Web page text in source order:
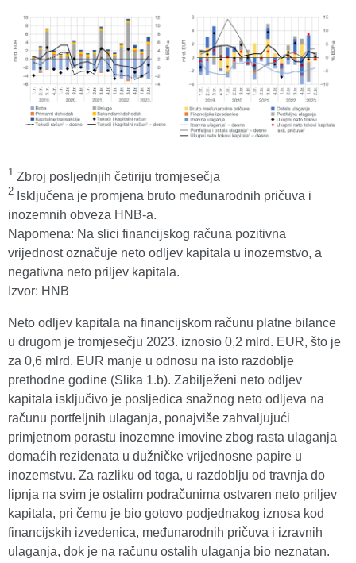
1 Zbroj posljednjih četiriju tromjesečja
2 Isključena je promjena bruto međunarodnih pričuva i
inozemnih obveza HNB-a.
Napomena: Na slici financijskog računa pozitivna
vrijednost označuje neto odljev kapitala u inozemstvo, a
negativna neto priljev kapitala.
Izvor: HNB
Neto odljev kapitala na financijskom računu platne bilance
u drugom je tromjesečju 2023. iznosio 0,2 mlrd. EUR, što je
za 0,6 mlrd. EUR manje u odnosu na isto razdoblje
prethodne godine (Slika 1.b). Zabilježeni neto odljev
kapitala isključivo je posljedica snažnog neto odljeva na
računu portfeljnih ulaganja, ponajviše zahvaljujući
primjetnom porastu inozemne imovine zbog rasta ulaganja
domaćih rezidenata u dužničke vrijednosne papire u
inozemstvu. Za razliku od toga, u razdoblju od travnja do
lipnja na svim je ostalim podračunima ostvaren neto priljev
kapitala, pri čemu je bio gotovo podjednakog iznosa kod
financijskih izvedenica, međunarodnih pričuva i izravnih
ulaganja, dok je na računu ostalih ulaganja bio neznatan.